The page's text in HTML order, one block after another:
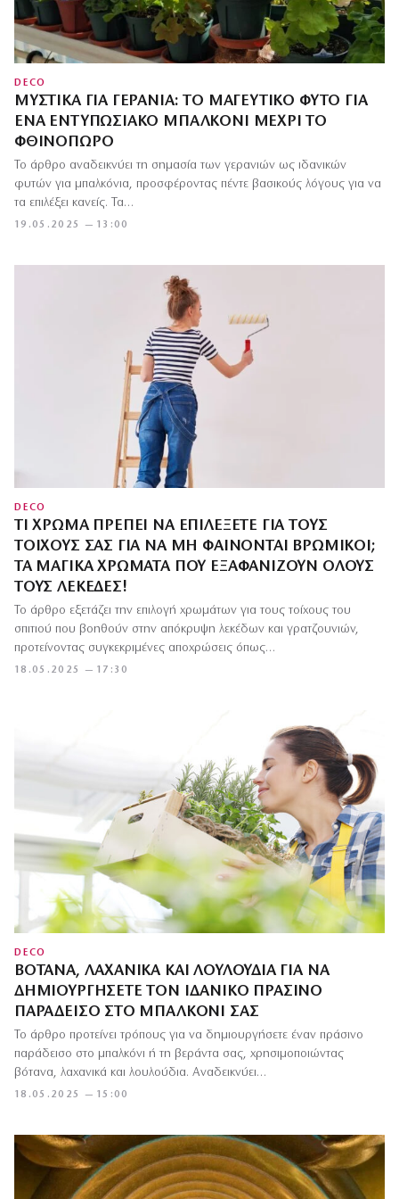
DECO
ΜΥΣΤΙΚΆ ΓΙΑ ΓΕΡΆΝΙΑ: ΤΟ ΜΑΓΕΥΤΙΚΌ ΦΥΤΌ ΓΙΑ
ΈΝΑ ΕΝΤΥΠΩΣΙΑΚΌ ΜΠΑΛΚΌΝΙ ΜΈΧΡΙ ΤΟ
ΦΘΙΝΌΠΩΡΟ
19.05.2025 — 13:00
Το άρθρο αναδεικνύει τη σημασία των γερανιών ως ιδανικών
φυτών για μπαλκόνια, προσφέροντας πέντε βασικούς λόγους για να
τα επιλέξει κανείς. Τα…
DECO
ΤΙ ΧΡΏΜΑ ΠΡΈΠΕΙ ΝΑ ΕΠΙΛΈΞΕΤΕ ΓΙΑ ΤΟΥΣ
ΤΟΊΧΟΥΣ ΣΑΣ ΓΙΑ ΝΑ ΜΗ ΦΑΊΝΟΝΤΑΙ ΒΡΏΜΙΚΟΙ;
ΤΑ ΜΑΓΙΚΆ ΧΡΏΜΑΤΑ ΠΟΥ ΕΞΑΦΑΝΊΖΟΥΝ ΌΛΟΥΣ
ΤΟΥΣ ΛΕΚΈΔΕΣ!
18.05.2025 — 17:30
Το άρθρο εξετάζει την επιλογή χρωμάτων για τους τοίχους του
σπιτιού που βοηθούν στην απόκρυψη λεκέδων και γρατζουνιών,
προτείνοντας συγκεκριμένες αποχρώσεις όπως…
DECO
ΒΌΤΑΝΑ, ΛΑΧΑΝΙΚΆ ΚΑΙ ΛΟΥΛΟΎΔΙΑ ΓΙΑ ΝΑ
ΔΗΜΙΟΥΡΓΉΣΕΤΕ ΤΟΝ ΙΔΑΝΙΚΌ ΠΡΆΣΙΝΟ
ΠΑΡΆΔΕΙΣΟ ΣΤΟ ΜΠΑΛΚΌΝΙ ΣΑΣ
18.05.2025 — 15:00
Το άρθρο προτείνει τρόπους για να δημιουργήσετε έναν πράσινο
παράδεισο στο μπαλκόνι ή τη βεράντα σας, χρησιμοποιώντας
βότανα, λαχανικά και λουλούδια. Αναδεικνύει…